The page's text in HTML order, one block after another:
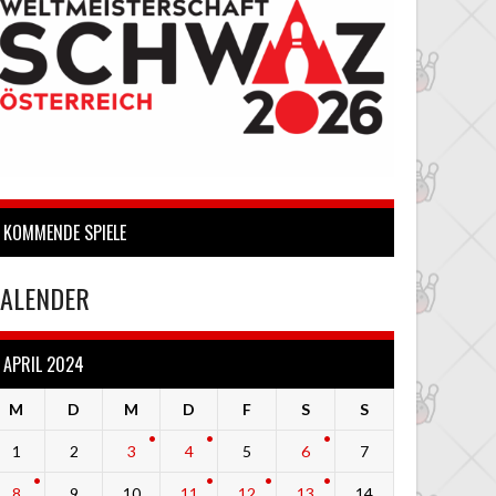
KOMMENDE SPIELE
APRIL 2024
M D M D F S S
1 2 3 4 5 6 7